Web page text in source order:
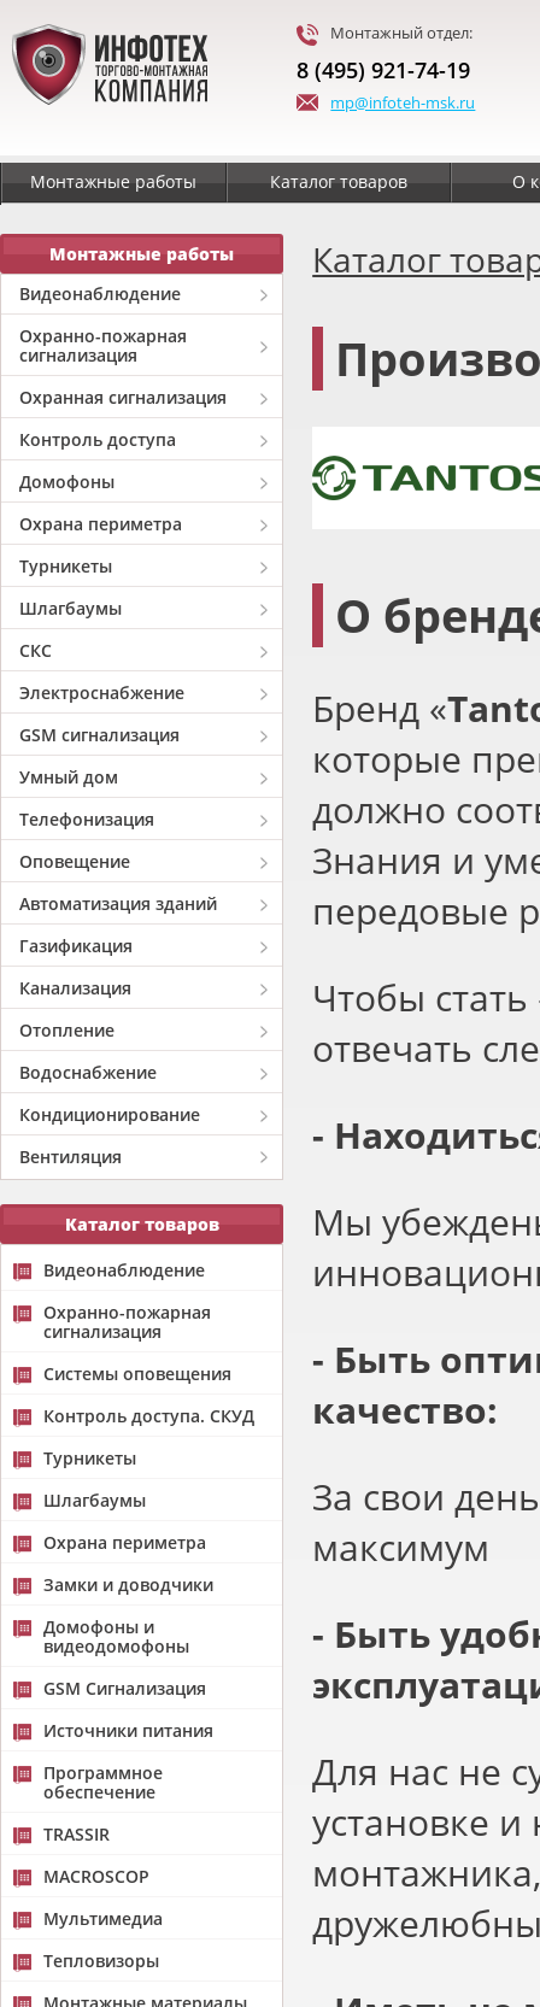
Монтажный отдел:
8 (495) 921-74-19
mp@infoteh-msk.ru
Монтажные работы Каталог товаров О
Монтажные работы
Видеонаблюдение
Охранно-пожарная
сигнализация
Охранная сигнализация
Контроль доступа
Домофоны
Охрана периметра
Турникеты
Шлагбаумы
СКС
Электроснабжение
GSM сигнализация
Умный дом
Телефонизация
Оповещение
Автоматизация зданий
Газификация
Канализация
Отопление
Водоснабжение
Кондиционирование
Вентиляция
Каталог товаров
Видеонаблюдение
Охранно-пожарная
сигнализация
Системы оповещения
Контроль доступа. СКУД
Турникеты
Шлагбаумы
Охрана периметра
Замки и доводчики
Домофоны и
видеодомофоны
GSM Сигнализация
Источники питания
Программное
обеспечение
TRASSIR
MACROSCOP
Мультимедиа
Тепловизоры
Каталог
О
Бренд «
которые
должно
Знания и
передовые
Чтобы стать
отвечать
-
Мы
- Быть
качество:
За свои
максимум
- Быть
Для нас не
установке